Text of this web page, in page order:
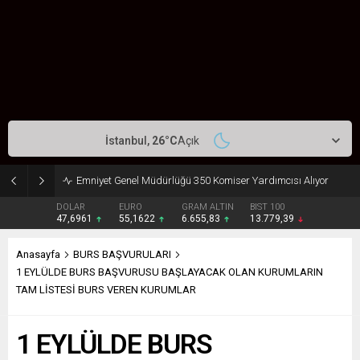
Emniyet Genel Müdürlüğü 350 Komiser Yardımcısı Alıyor
DOLAR
47,6961
EURO
55,1622
GRAM ALTIN
6.655,83
BIST 100
13.779,39
İstanbul, 26°CAçık
Anasayfa
BURS BAŞVURULARI
1 EYLÜLDE BURS BAŞVURUSU BAŞLAYACAK OLAN KURUMLARIN
TAM LİSTESİ BURS VEREN KURUMLAR
1 EYLÜLDE BURS